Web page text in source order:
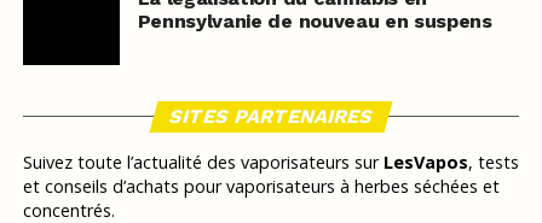
Pennsylvanie de nouveau en suspens
SITES PARTENAIRES
Suivez toute l’actualité des vaporisateurs sur LesVapos, tests
et conseils d’achats pour vaporisateurs à herbes séchées et
concentrés.